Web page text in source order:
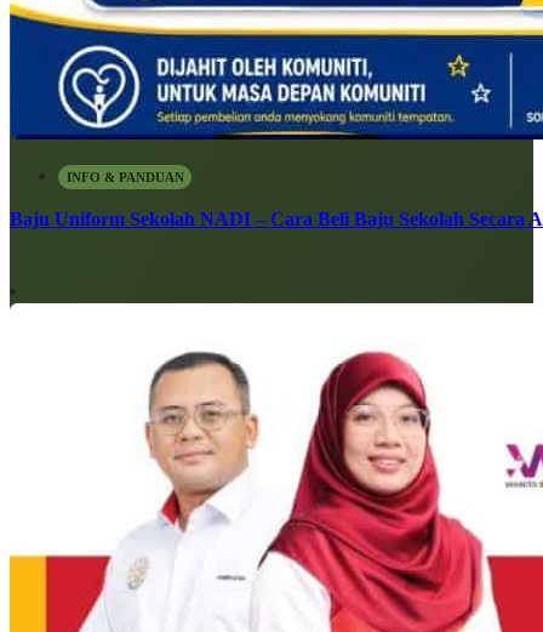
INFO & PANDUAN
Baju Uniform Sekolah NADI – Cara Beli Baju Sekolah Secara